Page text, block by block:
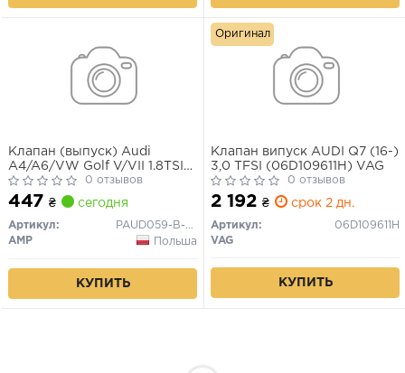
Клапан (выпуск) Audi
A4/A6/VW Golf V/VII 1.8TSI-
4.2FSI 02- (28x6x102)
(азотированние),
0 отзывов
447 ₴ сегодня
Артикул:
PAUD059-B-0-N
AMP
Польша
КУПИТЬ
Клапан випуск AUDI Q7 (16-)
3,0 TFSI (06D109611H) VAG
0 отзывов
2 192 ₴ срок 2 дн.
Артикул:
06D109611H
VAG
КУПИТЬ
Оригинал